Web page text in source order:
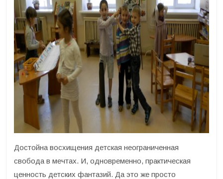
Достойна восхищения детская неограниченная
свобода в мечтах. И, одновременно, практическая
ценность детских фантазий. Да это же просто